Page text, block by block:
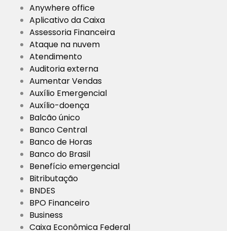
Anywhere office
Aplicativo da Caixa
Assessoria Financeira
Ataque na nuvem
Atendimento
Auditoria externa
Aumentar Vendas
Auxílio Emergencial
Auxílio-doença
Balcão único
Banco Central
Banco de Horas
Banco do Brasil
Benefício emergencial
Bitributação
BNDES
BPO Financeiro
Business
Caixa Econômica Federal